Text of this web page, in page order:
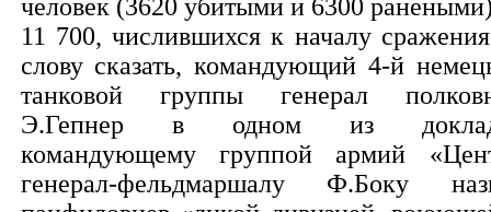
человек (3620 убитыми и 6300
11 700, числившихся к началу
слову сказать, командующий 4-й
танковой группы генерал
Э.Гепнер в одном из
командующему группой армий
генерал-фельдмаршалу Ф.Боку